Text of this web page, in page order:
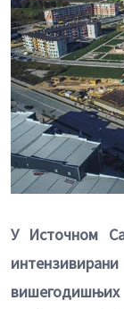
У Источном